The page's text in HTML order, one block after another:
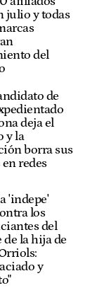
julio y todas
del
de
deja el
y la
borra sus
redes
'indepe'
los
del
de la hija de
y